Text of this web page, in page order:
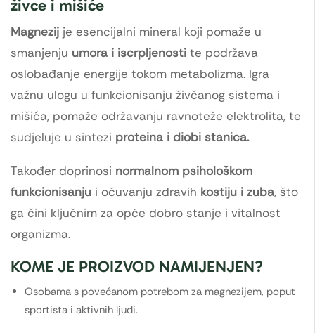
živce i mišiće
Magnezij je esencijalni mineral koji pomaže u
smanjenju umora i iscrpljenosti te podržava
oslobađanje energije tokom metabolizma. Igra
važnu ulogu u funkcionisanju živčanog sistema i
mišića, pomaže održavanju ravnoteže elektrolita, te
sudjeluje u sintezi proteina i diobi stanica.
Također doprinosi normalnom psihološkom
funkcionisanju i očuvanju zdravih kostiju i zuba, što
ga čini ključnim za opće dobro stanje i vitalnost
organizma.
KOME JE PROIZVOD NAMIJENJEN?
Osobama s povećanom potrebom za magnezijem, poput
sportista i aktivnih ljudi.